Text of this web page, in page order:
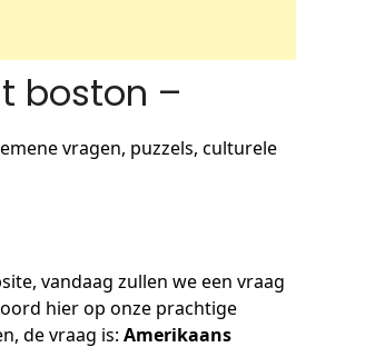
boston –
vragen, puzzels, culturele
vandaag zullen we een vraag
hier op onze prachtige
de vraag is: Amerikaans